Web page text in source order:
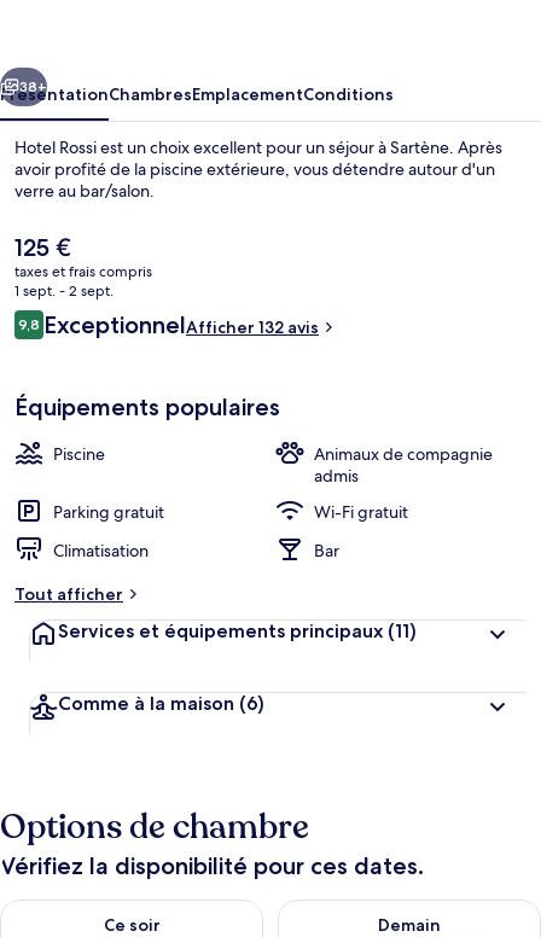
Suivant
38+
PrésentationChambresEmplacementConditions
Hotel Rossi est un choix excellent pour un séjour à Sartène. Après
avoir profité de la piscine extérieure, vous détendre autour d'un
verre au bar/salon.
Le
prix
actuel
est
de
125 €
taxes et frais compris
1 sept. - 2 sept.
Avis
voyageurs
9,89,8 sur 10
ExceptionnelAfficher 132 avis
Équipements populaires
Piscine
Animaux de compagnie
admis
Parking gratuit
Wi-Fi gratuit
Climatisation
Bar
Tout afficher
Services et équipements principaux (11)
Comme à la maison (6)
Options de chambre
Vérifiez la disponibilité pour ces dates.
Ce soir
Vérifier la disponibilité pour ce soir août 6 - août 7
Demain
Vérifier la disponibilité pour